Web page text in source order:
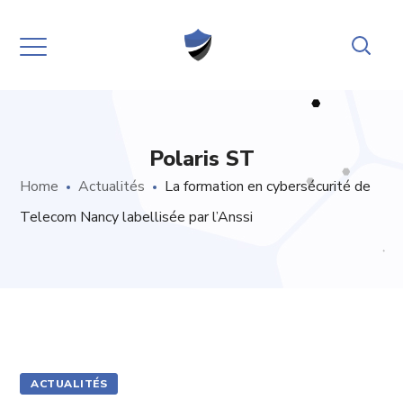
Polaris ST
Home Actualités
La formation en cybersécurité de
Telecom Nancy labellisée par l’Anssi
ACTUALITÉS